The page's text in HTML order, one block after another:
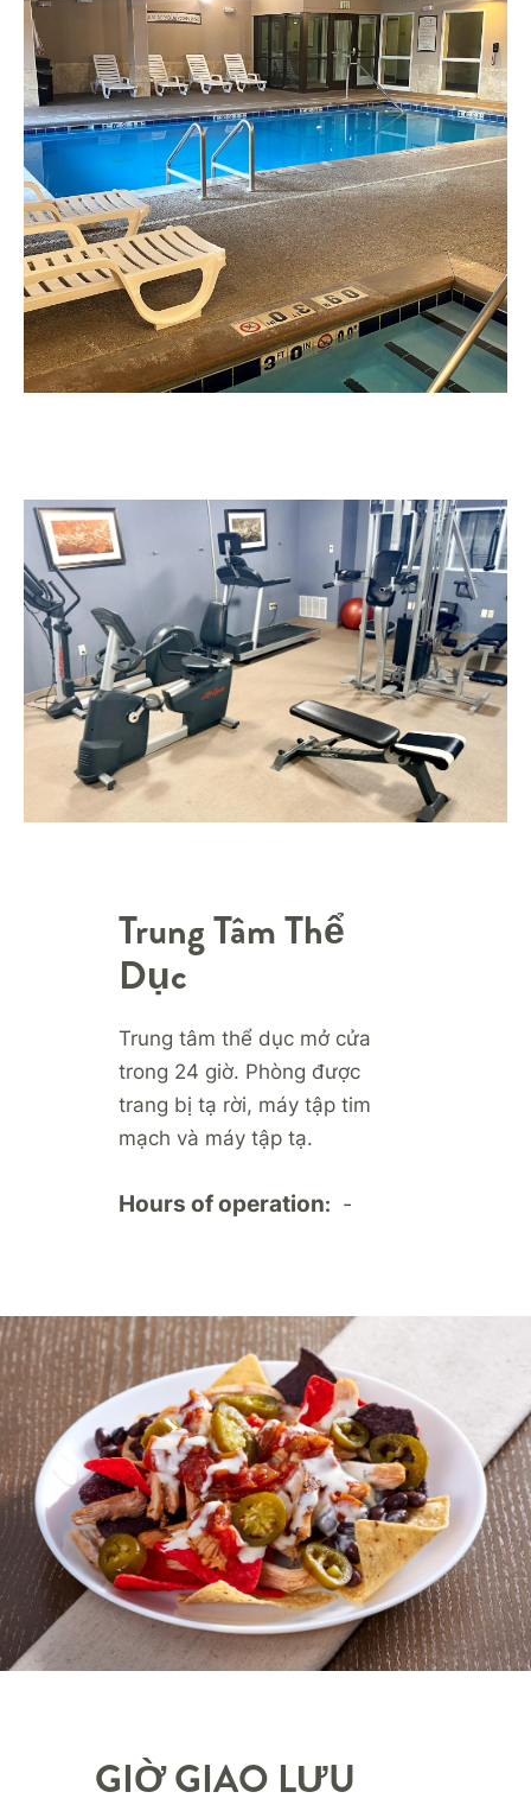
Trung Tâm Thể
Dục
Trung tâm thể dục mở cửa
trong 24 giờ. Phòng được
trang bị tạ rời, máy tập tim
mạch và máy tập tạ.
Hours of operation: -
GIỜ GIAO LƯU